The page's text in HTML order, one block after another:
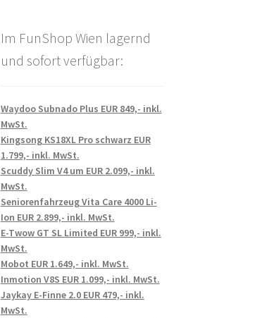
Im FunShop Wien lagernd
und sofort verfügbar:
Waydoo Subnado Plus EUR 849,- inkl.
MwSt.
Kingsong KS18XL Pro schwarz EUR
1.799,- inkl. MwSt.
Scuddy Slim V4 um EUR 2.099,- inkl.
MwSt.
Seniorenfahrzeug Vita Care 4000 Li-
Ion EUR 2.899,- inkl. MwSt.
E-Twow GT SL Limited EUR 999,- inkl.
MwSt.
Mobot EUR 1.649,- inkl. MwSt.
Inmotion V8S EUR 1.099,- inkl. MwSt.
Jaykay E-Finne 2.0 EUR 479,- inkl.
MwSt.